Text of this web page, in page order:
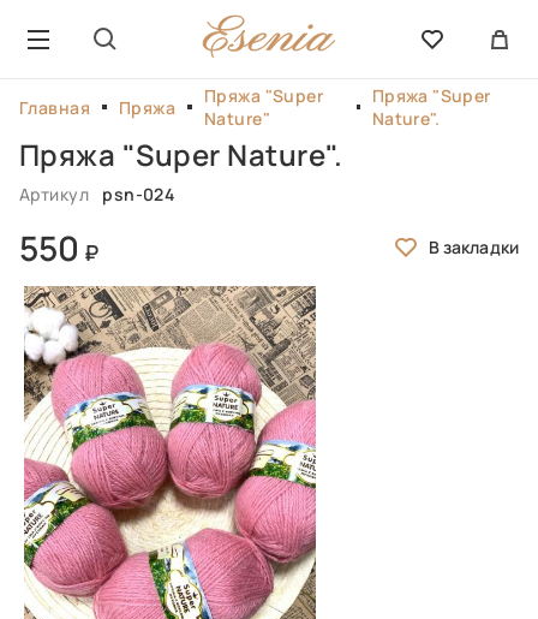
Главная Пряжа
Пряжа "Super
Nature"
Пряжа "Super
Nature".
Пряжа "Super Nature".
Артикул psn-024
550